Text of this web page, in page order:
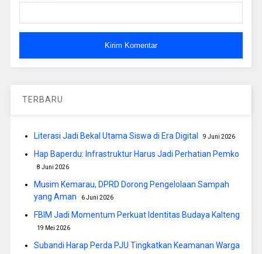
TERBARU
Literasi Jadi Bekal Utama Siswa di Era Digital 9 Juni 2026
Hap Baperdu: Infrastruktur Harus Jadi Perhatian Pemko
8 Juni 2026
Musim Kemarau, DPRD Dorong Pengelolaan Sampah
yang Aman
6 Juni 2026
FBIM Jadi Momentum Perkuat Identitas Budaya Kalteng
19 Mei 2026
Subandi Harap Perda PJU Tingkatkan Keamanan Warga